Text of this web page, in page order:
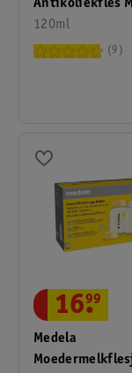
Antikoliekfles
Smalle Hals
120ml
9
Medela
16.
99